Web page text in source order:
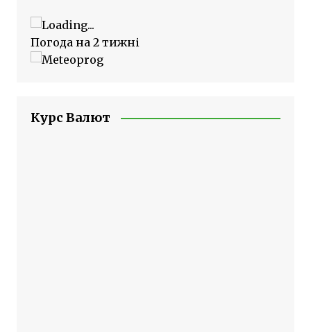
Погода на 2 тижні
Курс Валют